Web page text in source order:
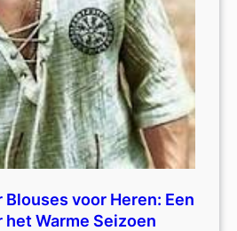
voor Heren: Een
Warme Seizoen